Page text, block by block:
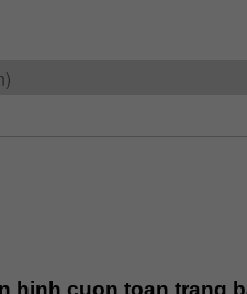
hinh cuon toan trang